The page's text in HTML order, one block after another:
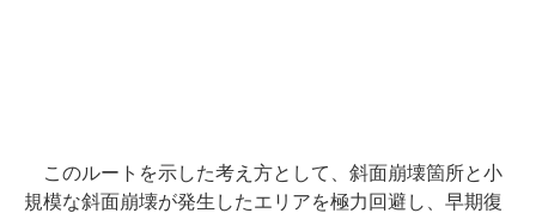
このルートを示した考え方として、斜面崩壊箇所と小
規模な斜面崩壊が発生したエリアを極力回避し、早期復